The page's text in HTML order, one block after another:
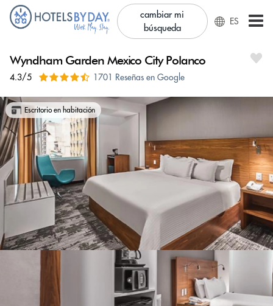
cambiar mi
búsqueda
ES
Wyndham Garden Mexico City Polanco
4.3/5 1701 Reseñas en Google
Escritorio en habitación